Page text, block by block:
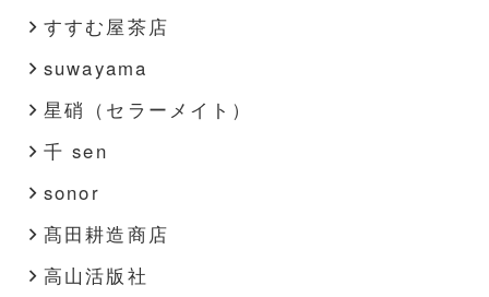
すすむ屋茶店
suwayama
星硝（セラーメイト）
千 sen
sonor
髙田耕造商店
高山活版社